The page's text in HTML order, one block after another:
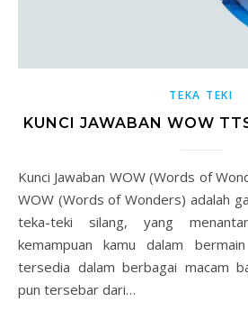
TEKA TEKI
KUNCI JAWABAN WOW
Kunci Jawaban WOW (Words of Wonders Lengkap) – Game
WOW (Words of Wonders) adalah
teka-teki silang, yang
kemampuan kamu dalam
tersedia dalam berbagai macam
pun tersebar dari…